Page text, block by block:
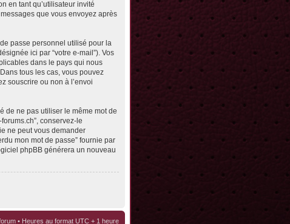
en tant qu’utilisateur invité
messages que vous envoyez après
passe personnel utilisé pour la
ici par “votre e-mail”). Vos
dans le pays qui nous
tous les cas, vous pouvez
souscrire ou non à l’envoi
de ne pas utiliser le même mot de
conservez-le
ne peut vous demander
mon mot de passe” fournie par
phpBB générera un nouveau
• Heures au format UTC + 1 heure